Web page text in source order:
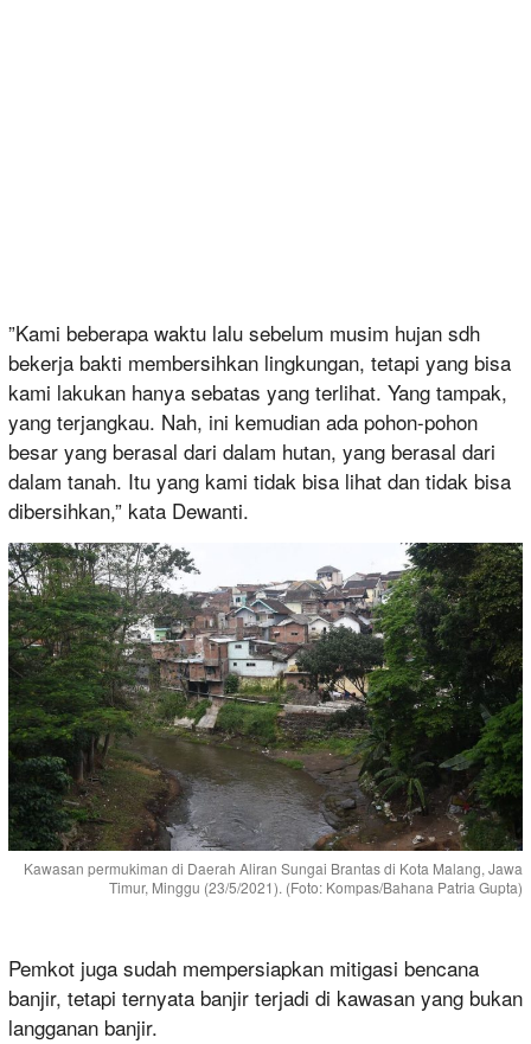
”Kami beberapa waktu lalu sebelum musim hujan sdh
bekerja bakti membersihkan lingkungan, tetapi yang bisa
kami lakukan hanya sebatas yang terlihat. Yang tampak,
yang terjangkau. Nah, ini kemudian ada pohon-pohon
besar yang berasal dari dalam hutan, yang berasal dari
dalam tanah. Itu yang kami tidak bisa lihat dan tidak bisa
dibersihkan,” kata Dewanti.
Kawasan permukiman di Daerah Aliran Sungai Brantas di Kota Malang, Jawa
Timur, Minggu (23/5/2021). (Foto: Kompas/Bahana Patria Gupta)
Pemkot juga sudah mempersiapkan mitigasi bencana
banjir, tetapi ternyata banjir terjadi di kawasan yang bukan
langganan banjir.